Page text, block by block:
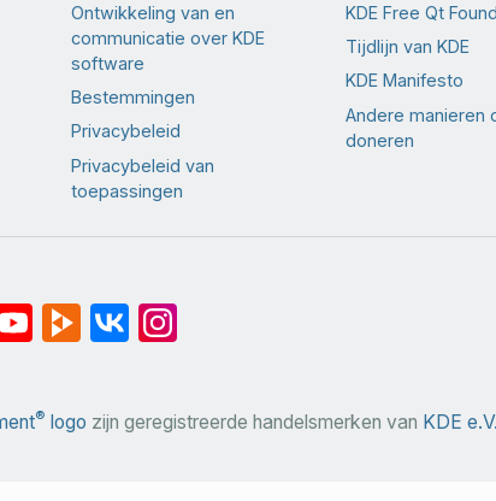
Ontwikkeling van en
communicatie over KDE
software
Bestemmingen
Privacybeleid
Privacybeleid van
toepassingen
KDE Free Qt
Tijdlijn van KDE
KDE Manifesto
Andere manieren
doneren
® logo zijn geregistreerde handelsmerken van KDE e.V.